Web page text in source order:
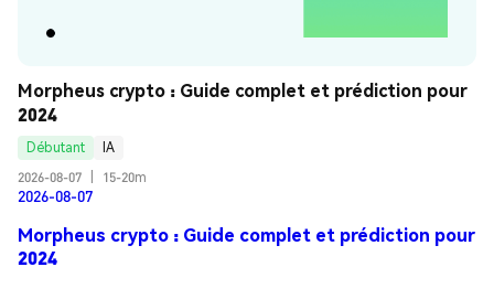
Morpheus crypto : Guide complet et prédiction pour
2024
Débutant
IA
2026-08-07
15-20m
2026-08-07
Morpheus crypto : Guide complet et prédiction pour
2024